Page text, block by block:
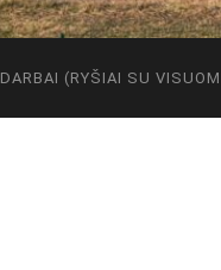
DARBAI (RYŠIAI SU